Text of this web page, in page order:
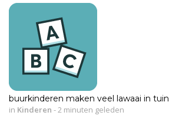
buurkinderen maken veel lawaai in tuin
in Kinderen -2 minuten geleden